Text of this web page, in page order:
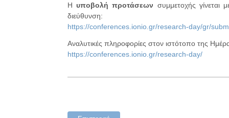
Η υποβολή προτάσεων συμμετοχής
διεύθυνση:
https://conferences.ionio.gr/research-day/gr/
Αναλυτικές πληροφορίες στον ιστότοπο της
https://conferences.ionio.gr/research-day/